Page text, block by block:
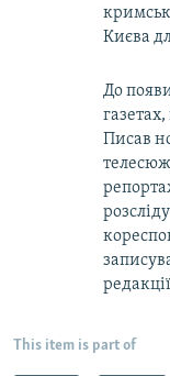
Києва
До
Писав
This item is part of